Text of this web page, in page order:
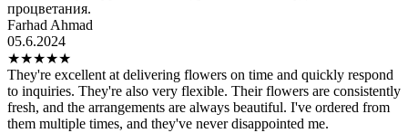
процветания.
Farhad Ahmad
05.6.2024
★★★★★
They're excellent at delivering flowers on time and quickly respond
to inquiries. They're also very flexible. Their flowers are consistently
fresh, and the arrangements are always beautiful. I've ordered from
them multiple times, and they've never disappointed me.